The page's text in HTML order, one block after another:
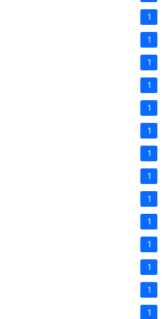
1
1
1
1
1
1
1
1
1
1
1
1
1
1